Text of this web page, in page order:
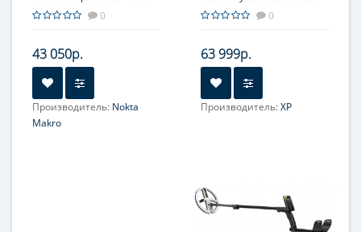
комплекте с 0
43 050р.
Производитель: Nokta
Makro
без наушников
0
63 999р.
Производитель:XP